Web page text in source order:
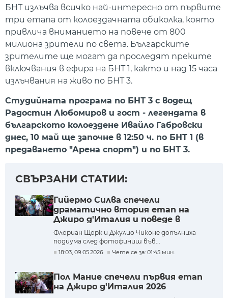
БНТ излъчва всичко най-интересно от първите
три етапа от колоездачната обиколка, която
привлича вниманието на повече от 800
милиона зрители по света. Българските
зрителите ще могат да проследят преките
включвания в ефира на БНТ 1, както и над 15 часа
излъчвания на живо по БНТ 3.
Студийната програма по БНТ 3 с водещ
Радостин Любомиров и гост - легендата в
българското колоездене Ивайло Габровски
днес, 10 май ще започне в 12:50 ч. по БНТ 1 (в
предаването "Арена спорт") и по БНТ 3.
СВЪРЗАНИ СТАТИИ:
Гийермо Силва спечели
драматично втория етап на
Джиро д'Италия и поведе в
генералното класиране
Флориан Щорк и Джулио Чиконе допълниха
подиума след фотофиниш във...
18:03, 09.05.2026 Чете се за: 01:45 мин.
Пол Мание спечели първия етап
на Джиро д'Италия 2026